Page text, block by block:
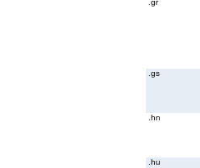
.gr
.gs
.hn
.hu